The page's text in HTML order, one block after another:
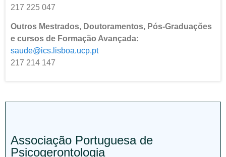
217 225 047
Outros Mestrados, Doutoramentos, Pós-Graduações
e cursos de Formação Avançada:
saude@ics.lisboa.ucp.pt
217 214 147
Associação Portuguesa de
Psicogerontologia